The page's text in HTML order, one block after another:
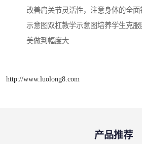
改善肩关节灵活性，注意身体的全
示意图双杠教学示意图培养学生克
美做到幅度大
http://www.luolong8.com
产品推荐